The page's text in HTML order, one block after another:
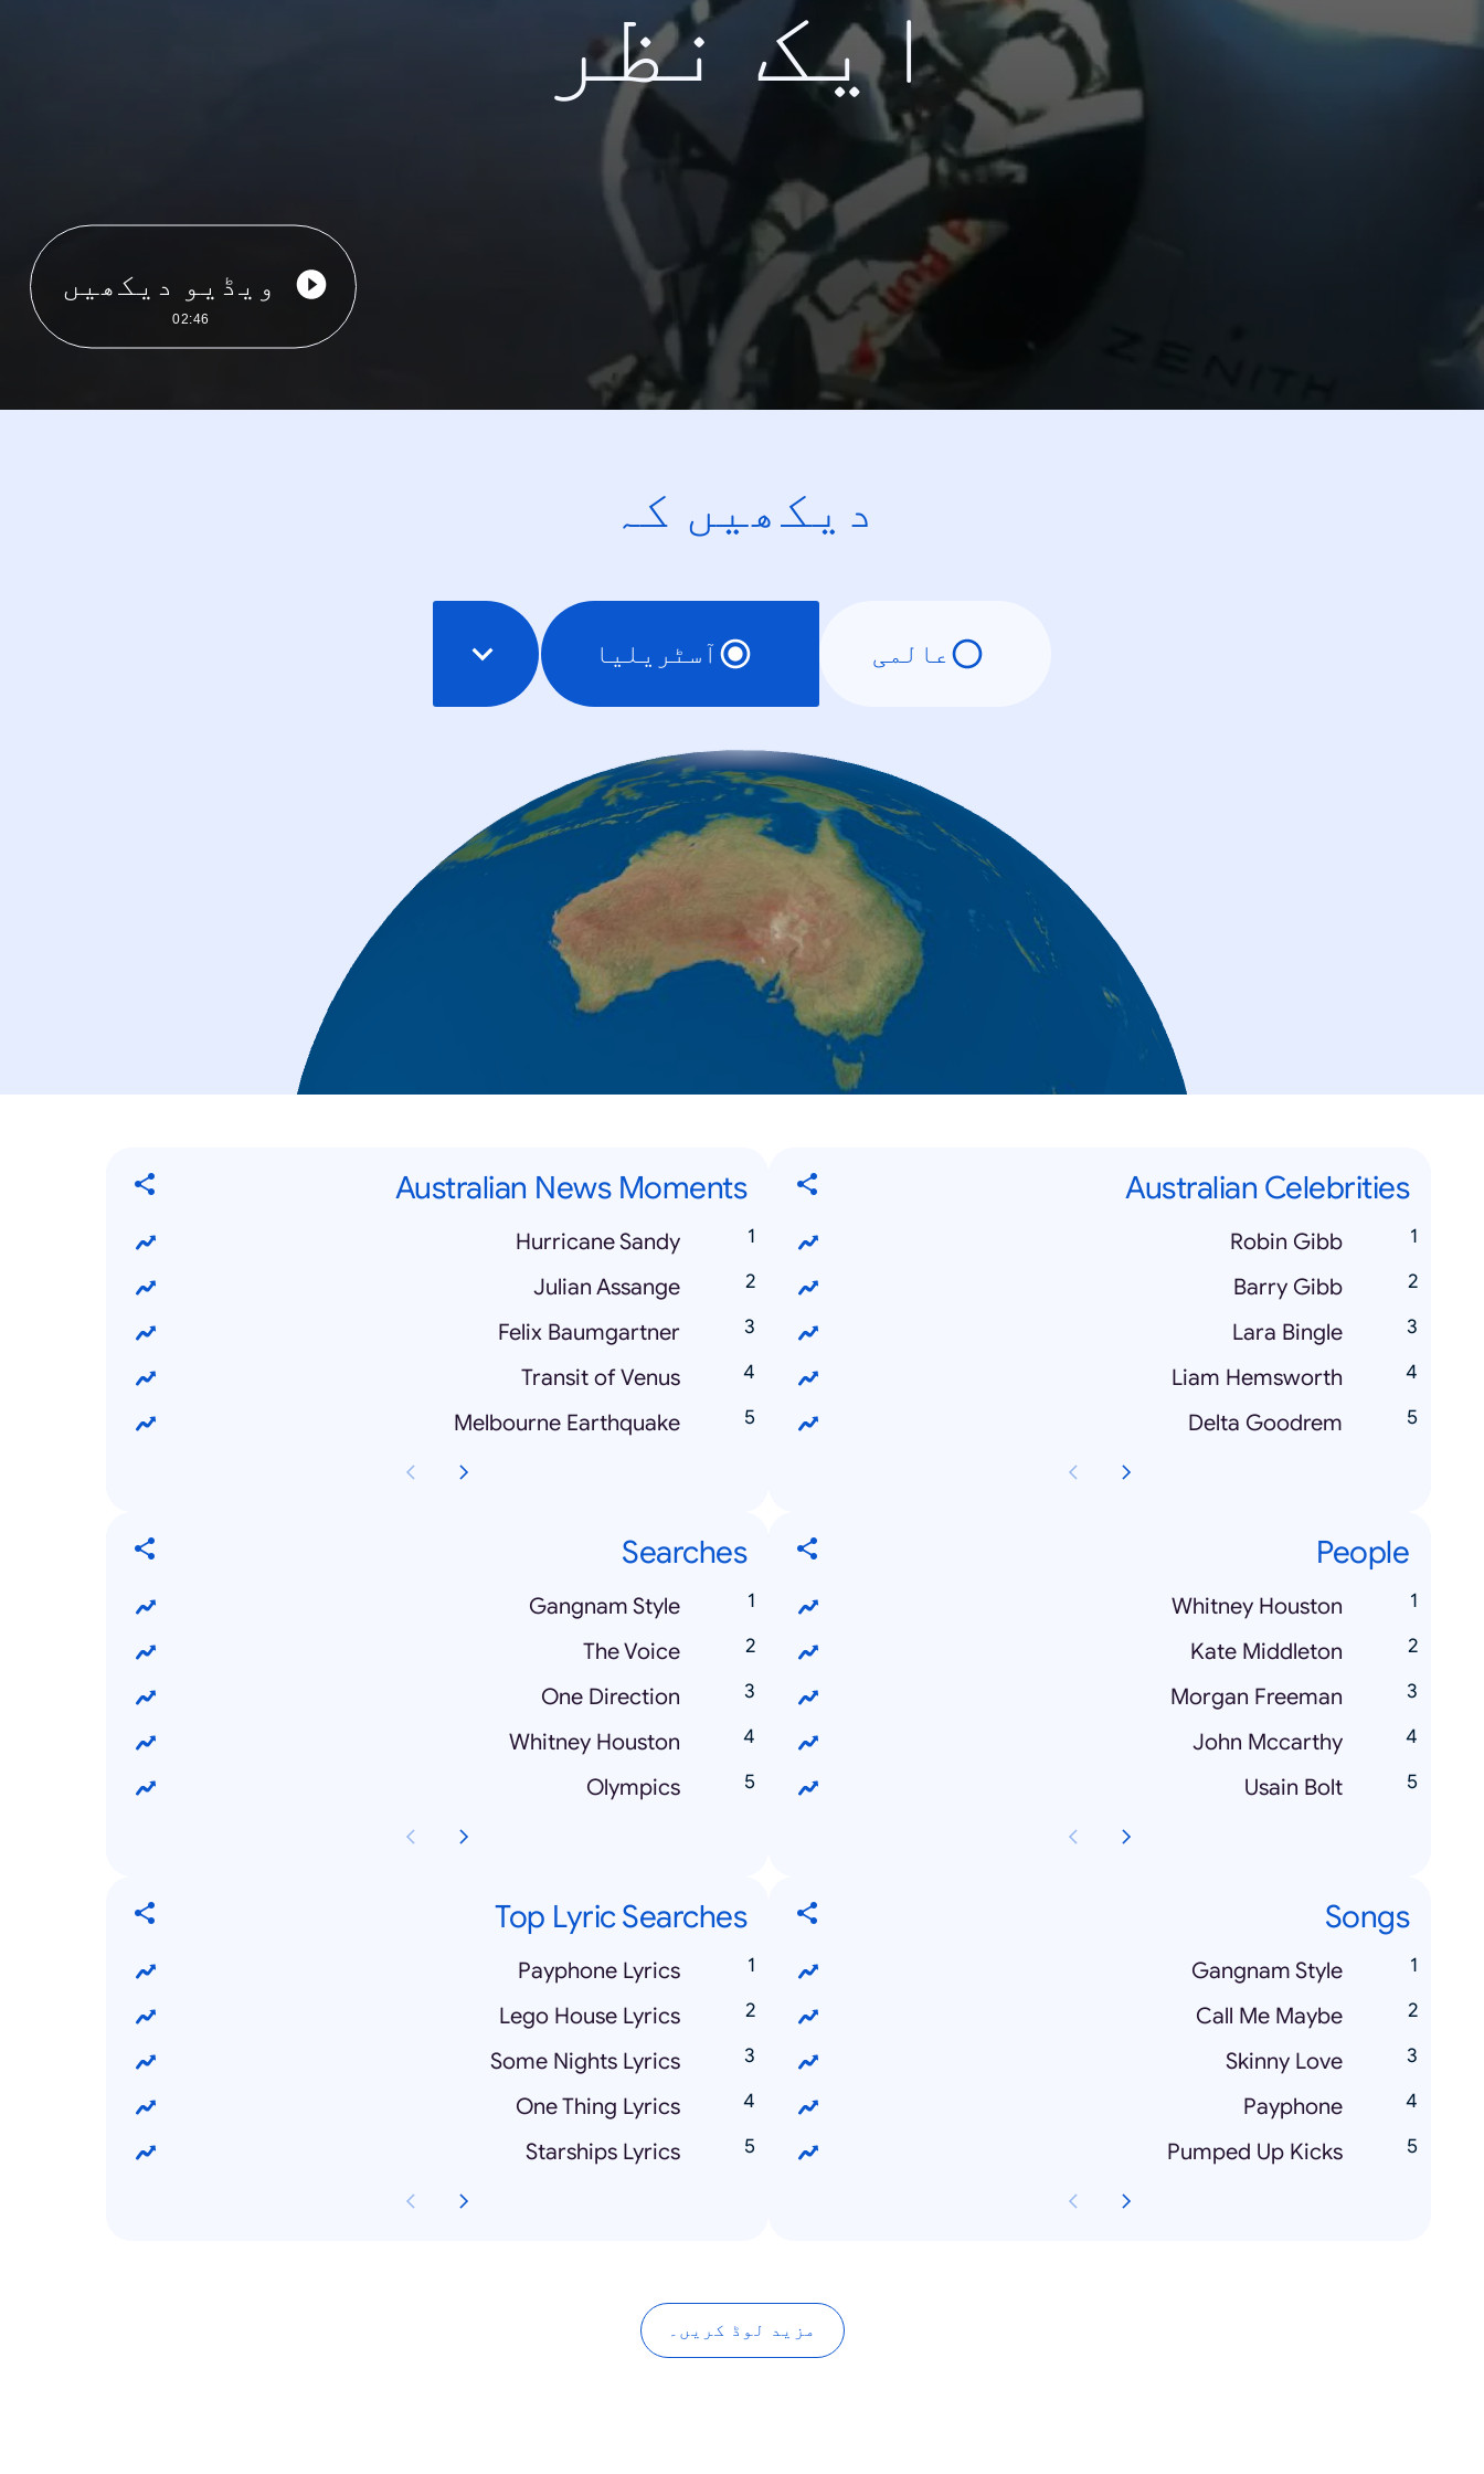
ایک نظر
ویڈیو دیکھیں
02:46
دیکھیں کہ
عالمی آسٹریلیا
Australian Celebrities
Robin Gibb
Barry Gibb
Lara Bingle
Liam Hemsworth
Delta Goodrem
Australian News Moments
Hurricane Sandy
Julian Assange
Felix Baumgartner
Transit of Venus
Melbourne Earthquake
People
Whitney Houston
Kate Middleton
Morgan Freeman
John Mccarthy
Usain Bolt
Searches
Gangnam Style
The Voice
One Direction
Whitney Houston
Olympics
Songs
Gangnam Style
Call Me Maybe
Skinny Love
Payphone
Pumped Up Kicks
Top Lyric Searches
Payphone Lyrics
Lego House Lyrics
Some Nights Lyrics
One Thing Lyrics
Starships Lyrics
مزید لوڈ کریں۔